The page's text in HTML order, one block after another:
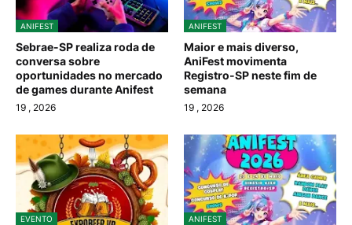
ANIFEST
Sebrae-SP realiza roda de
conversa sobre
oportunidades no mercado
de games durante Anifest
19 , 2026
ANIFEST
Maior e mais diverso,
AniFest movimenta
Registro-SP neste fim de
semana
19 , 2026
EVENTO ANIFEST